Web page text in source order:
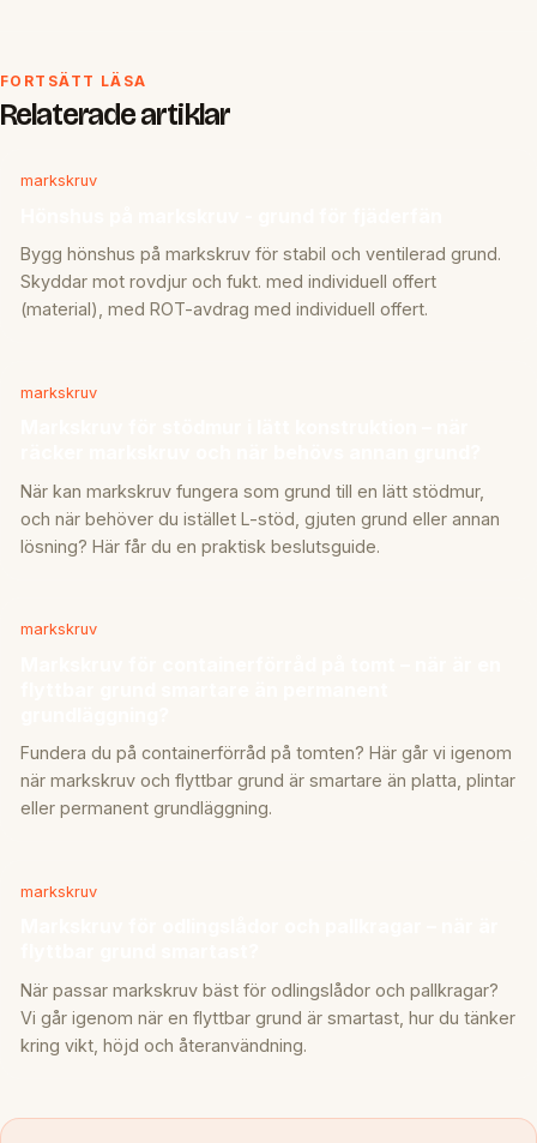
FORTSÄTT LÄSA
Relaterade artiklar
markskruv
Bygg hönshus på markskruv för stabil och ventilerad grund.
Skyddar mot rovdjur och fukt. med individuell offert
(material), med ROT-avdrag med individuell offert.
markskruv
När kan markskruv fungera som grund till en lätt stödmur,
och när behöver du istället L-stöd, gjuten grund eller annan
lösning? Här får du en praktisk beslutsguide.
markskruv
Fundera du på containerförråd på tomten? Här går vi igenom
när markskruv och flyttbar grund är smartare än platta, plintar
eller permanent grundläggning.
markskruv
När passar markskruv bäst för odlingslådor och pallkragar?
Vi går igenom när en flyttbar grund är smartast, hur du tänker
kring vikt, höjd och återanvändning.